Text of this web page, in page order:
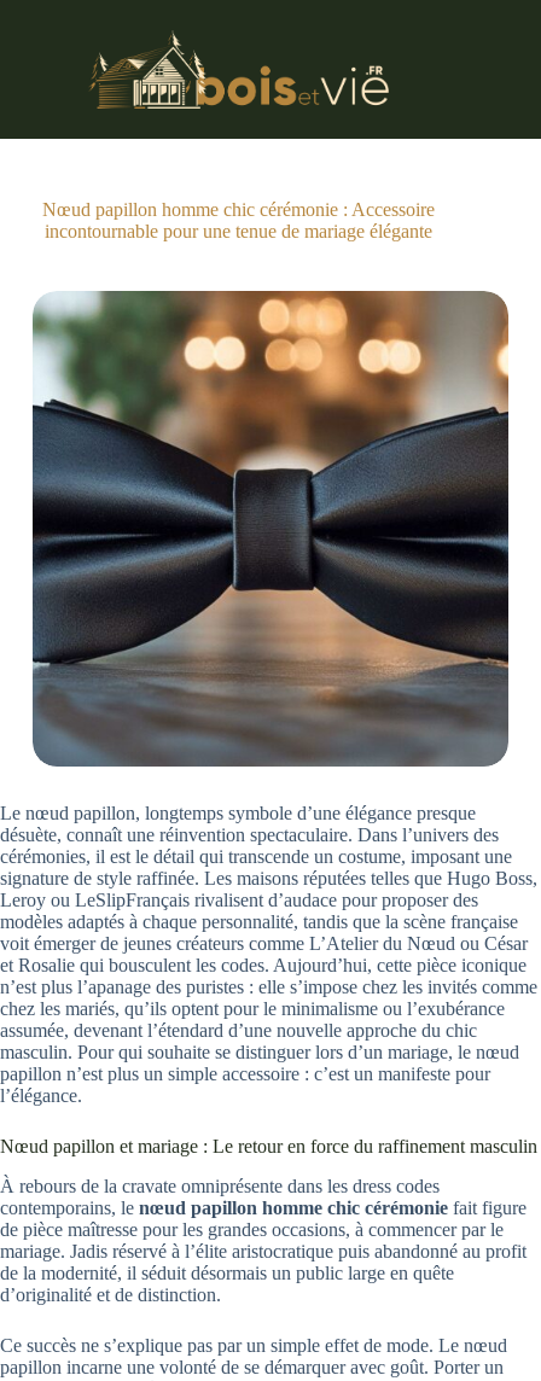
Nœud papillon homme chic cérémonie : Accessoire
incontournable pour une tenue de mariage élégante
Le nœud papillon, longtemps symbole d’une élégance presque
désuète, connaît une réinvention spectaculaire. Dans l’univers des
cérémonies, il est le détail qui transcende un costume, imposant une
signature de style raffinée. Les maisons réputées telles que Hugo Boss,
Leroy ou LeSlipFrançais rivalisent d’audace pour proposer des
modèles adaptés à chaque personnalité, tandis que la scène française
voit émerger de jeunes créateurs comme L’Atelier du Nœud ou César
et Rosalie qui bousculent les codes. Aujourd’hui, cette pièce iconique
n’est plus l’apanage des puristes : elle s’impose chez les invités comme
chez les mariés, qu’ils optent pour le minimalisme ou l’exubérance
assumée, devenant l’étendard d’une nouvelle approche du chic
masculin. Pour qui souhaite se distinguer lors d’un mariage, le nœud
papillon n’est plus un simple accessoire : c’est un manifeste pour
l’élégance.
Nœud papillon et mariage : Le retour en force du raffinement masculin
À rebours de la cravate omniprésente dans les dress codes
contemporains, le nœud papillon homme chic cérémonie fait figure
de pièce maîtresse pour les grandes occasions, à commencer par le
mariage. Jadis réservé à l’élite aristocratique puis abandonné au profit
de la modernité, il séduit désormais un public large en quête
d’originalité et de distinction.
Ce succès ne s’explique pas par un simple effet de mode. Le nœud
papillon incarne une volonté de se démarquer avec goût. Porter un